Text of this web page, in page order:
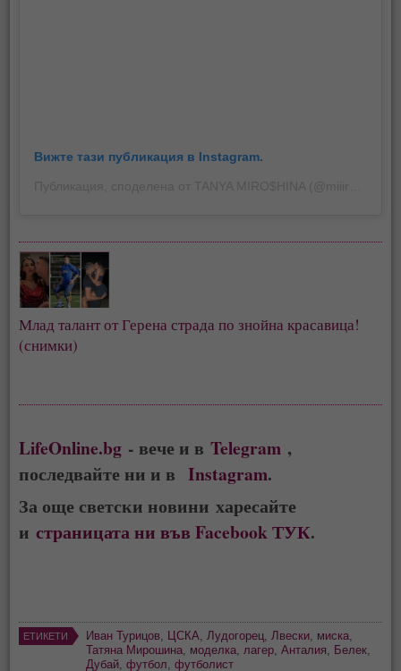
Вижте тази публикация в Instagram.
Млад талант от Герена страда по знойна красавица!
(снимки)
LifeOnline.bg - вече и вTelegram ,
последвайте ни и вInstagram.
За още светски новини харесайте
истраницата ни във Facebook ТУК.
ЕТИКЕТИ Иван Турицов, ЦСКА,Лудогорец,Лвески, миска,
Татяна Мирошина, моделка,лагер,Анталия, Белек,
Дубай,футбол,футболист